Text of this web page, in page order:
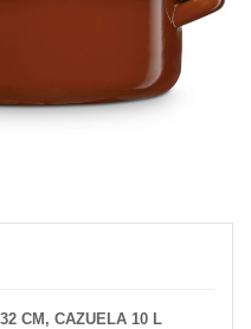
CM, CAZUELA 10 L